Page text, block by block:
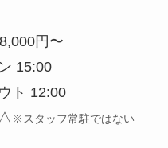
円〜
15:00
ト 12:00
※スタッフ常駐ではない